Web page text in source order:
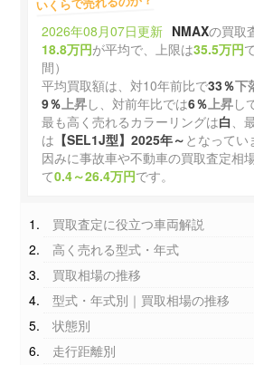
2026年08月07日更新 NMAXの買取
18.8万円が平均で、上限は35.5万円
間）
平均買取額は、対10年前比で33％下
9％ 上昇し、対前年比では6％ 上昇し
最も高く売れるカラーリングは白
は 【SEL1J型】2025年～ となってい
因みに事故車や不動車の買取査定相
て0.4～26.4万円です。
買取査定に役立つ車両解説
高く売れる型式・年式
買取相場の推移
型式・年式別｜買取相場の推移
状態別
走行距離別